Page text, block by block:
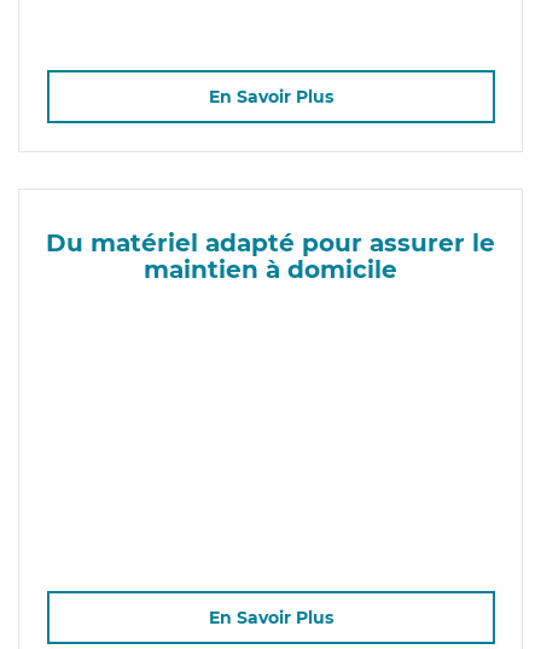
En Savoir Plus
Du matériel adapté pour assurer le
maintien à domicile
En Savoir Plus